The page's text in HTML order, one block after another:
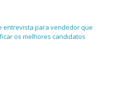
entrevista para vendedor que
os melhores candidatos